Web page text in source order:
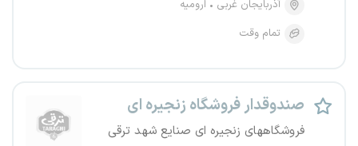
آذربایجان غربی
ارومیه
تمام وقت
صندوقدار فروشگاه زنجیره ای
فروشگاههای زنجیره ای صنایع شهد ترقی